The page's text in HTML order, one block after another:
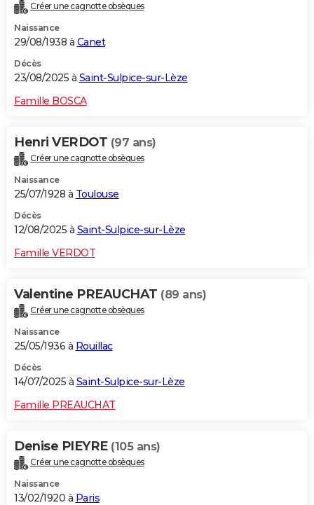
Créer une cagnotte obsèques
Naissance
29/08/1938 à Canet
Décès
23/08/2025 à Saint-Sulpice-sur-Lèze
Famille BOSCA
Henri VERDOT (97 ans)
Créer une cagnotte obsèques
Naissance
25/07/1928 à Toulouse
Décès
12/08/2025 à Saint-Sulpice-sur-Lèze
Famille VERDOT
Valentine PREAUCHAT (89 ans)
Créer une cagnotte obsèques
Naissance
25/05/1936 à Rouillac
Décès
14/07/2025 à Saint-Sulpice-sur-Lèze
Famille PREAUCHAT
Denise PIEYRE (105 ans)
Créer une cagnotte obsèques
Naissance
13/02/1920 à Paris